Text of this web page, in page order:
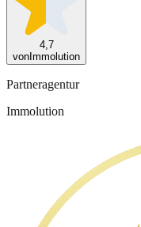
4,7
von Immolution
Partneragentur
Immolution